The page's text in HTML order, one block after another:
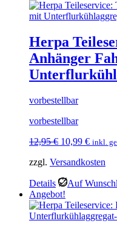
Herpa
Anhänger
vorbestellbar
vorbestellbar
12,95€ Ursprünglicher
war:
10,99 €
ist:
inkl.
zzgl. Versandkosten
Details
Auf
Angebot!